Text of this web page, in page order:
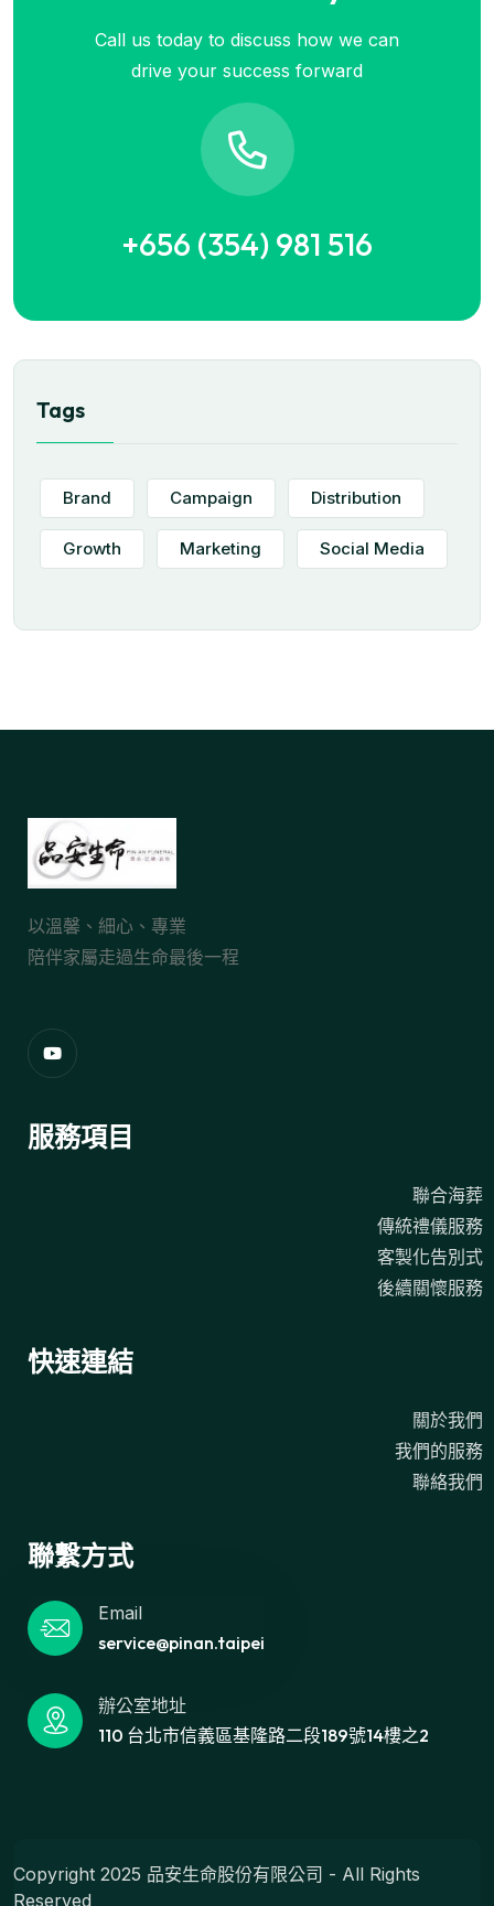
Call us today to discuss how we can
drive your success forward
+656 (354) 981 516
Tags
Brand Campaign Distribution
Growth Marketing Social Media
以溫馨、細心、專業
陪伴家屬走過生命最後一程
服務項目
聯合海葬
傳統禮儀服務
客製化告別式
後續關懷服務
快速連結
關於我們
我們的服務
聯絡我們
聯繫方式
service@pinan.taipei
Email
110 台北市信義區基隆路二段189號14樓之2
辦公室地址
Copyright 2025 品安生命股份有限公司 - All Rights
Reserved